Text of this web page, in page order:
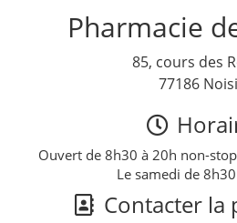
Pharmacie
85, cours des
77186
Ouvert de 8h30 à 20h non-
Le samedi de
Contacter la